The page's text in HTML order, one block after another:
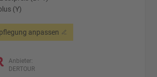
(Y)
anpassen
Anbieter:
DERTOUR